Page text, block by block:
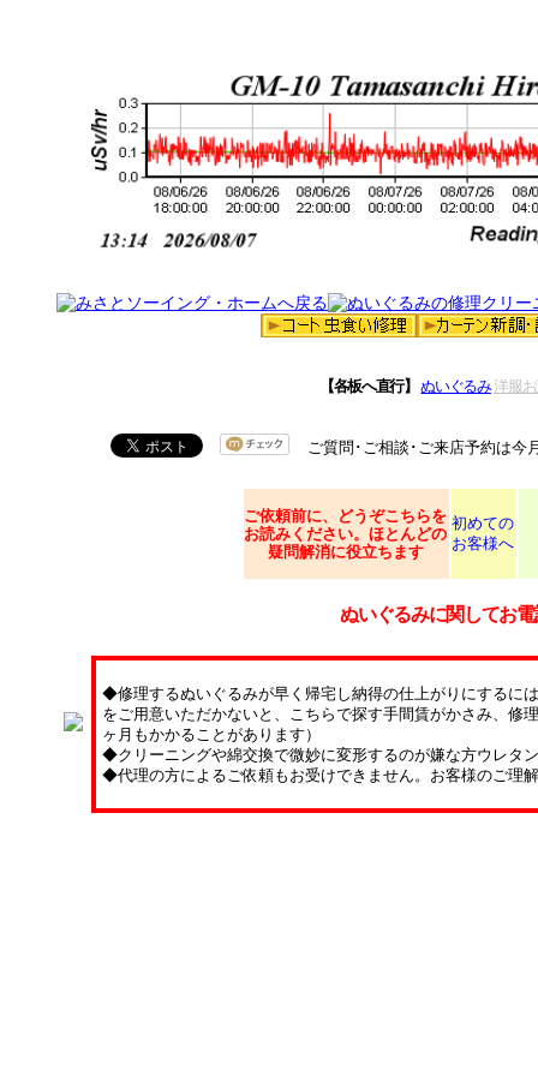
【各板へ直行】 ぬいぐるみ 洋服
ご質問･ご相談･ご来店予約は今
ご依頼前に、どうぞこちらを
お読みください。ほとんどの
疑問解消に役立ちます
初めての
お客様へ
ぬいぐるみに関してお
◆修理するぬいぐるみが早く帰宅し納得の仕上がりにするに
をご用意いただかないと、こちらで探す手間賃がかさみ、修
ヶ月もかかることがあります）
◆クリーニングや綿交換で微妙に変形するのが嫌な方ウレタ
◆代理の方によるご依頼もお受けできません。お客様のご理